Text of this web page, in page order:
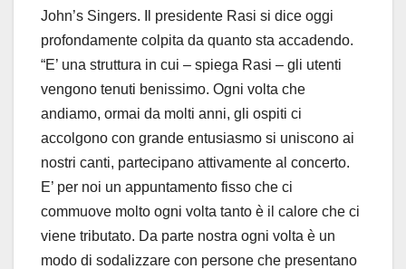
John’s Singers. Il presidente Rasi si dice oggi
profondamente colpita da quanto sta accadendo.
“E’ una struttura in cui – spiega Rasi – gli utenti
vengono tenuti benissimo. Ogni volta che
andiamo, ormai da molti anni, gli ospiti ci
accolgono con grande entusiasmo si uniscono ai
nostri canti, partecipano attivamente al concerto.
E’ per noi un appuntamento fisso che ci
commuove molto ogni volta tanto è il calore che ci
viene tributato. Da parte nostra ogni volta è un
modo di sodalizzare con persone che presentano